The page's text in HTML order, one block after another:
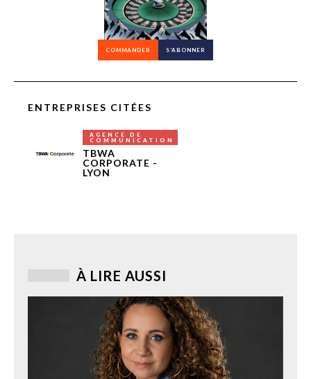
COMMANDER S’ABONNER
ENTREPRISES CITÉES
AGENCE DE
COMMUNICATION
TBWA
CORPORATE -
LYON
À LIRE AUSSI